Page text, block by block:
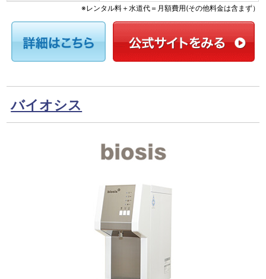
※レンタル料＋水道代＝月額費用(その他料金は含まず）
バイオシス